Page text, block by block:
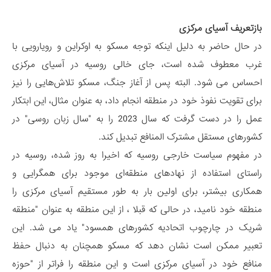
بازتعریف آسیای مرکزی
در حال حاضر به دلیل اینکه توجه مسکو به اوکراین و رویارویی با
غرب معطوف شده است، جای خالی روسیه در آسیای مرکزی
احساس می شود. البته پس از آغاز جنگ، مسکو تلاش‌هایی را نیز
برای تقویت نفوذ خود در منطقه انجام داد، به عنوان مثال، این ابتکار
عمل را در دست گرفت که سال 2023 را به "سال زبان روسی" در
کشورهای مستقل مشترک المنافع تبدیل کند.
در مفهوم سیاست خارجی روسیه که اخیرا به روز شده، روسیه در
راستای استفاده از نهادهای منطقه‌ای موجود برای همگرایی و
همکاری بیشتر، برای اولین بار به طور مستقیم آسیای مرکزی را
منطقه خود نامید، در حالی که قبلا ، از این منطقه به عنوان "منطقه
شریک در چارچوب اتحادیه کشورهای همسود" یاد می شد. این
تعبیر ممکن است نشان دهد که مسکو همچنان به دنبال حفظ
منافع خود در آسیای مرکزی است و این منطقه را فراتر از "حوزه